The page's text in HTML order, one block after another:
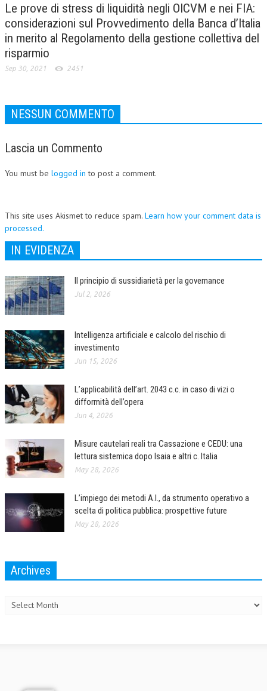
Le prove di stress di liquidità negli OICVM e nei FIA:
considerazioni sul Provvedimento della Banca d’Italia
in merito al Regolamento della gestione collettiva del
risparmio
Sep 30, 2021 2451
NESSUN COMMENTO
Lascia un Commento
You must be logged in to post a comment.
This site uses Akismet to reduce spam. Learn how your comment data is
processed.
IN EVIDENZA
Il principio di sussidiarietà per la governance
Jul 2, 2026
Intelligenza artificiale e calcolo del rischio di
investimento
Jun 15, 2026
L’applicabilità dell’art. 2043 c.c. in caso di vizi o
difformità dell’opera
Jun 4, 2026
Misure cautelari reali tra Cassazione e CEDU: una
lettura sistemica dopo Isaia e altri c. Italia
May 28, 2026
L’impiego dei metodi A.I., da strumento operativo a
scelta di politica pubblica: prospettive future
May 28, 2026
Archives